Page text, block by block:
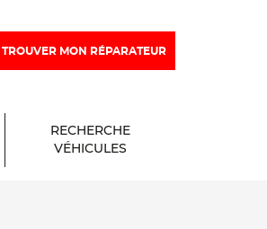
TROUVER MON RÉPARATEUR
RECHERCHE
VÉHICULES